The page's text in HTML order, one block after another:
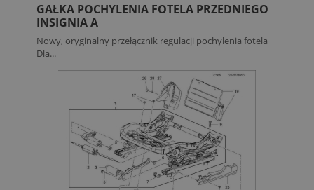
GAŁKA POCHYLENIA FOTELA PRZEDNIEGO
INSIGNIA A
Nowy, oryginalny przełącznik regulacji pochylenia fotela
Dla...